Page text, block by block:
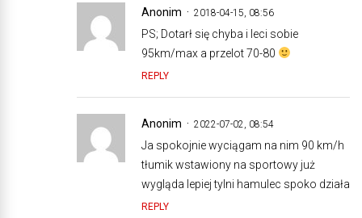
Anonim 2018-04-15, 08:56
PS; Dotarł się chyba i leci sobie
95km/max a przelot 70-80
REPLY
Anonim 2022-07-02, 08:54
Ja spokojnie wyciągam na nim 90 km/h
tłumik wstawiony na sportowy już
wygląda lepiej tylni hamulec spoko działa
REPLY